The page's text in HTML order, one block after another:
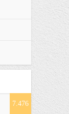
7.476